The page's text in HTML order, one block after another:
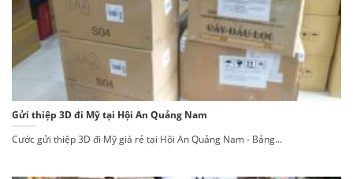
Gửi thiệp 3D đi Mỹ tại Hội An Quảng Nam
Cước gửi thiệp 3D đi Mỹ giá rẻ tại Hội An Quảng Nam - Bảng...